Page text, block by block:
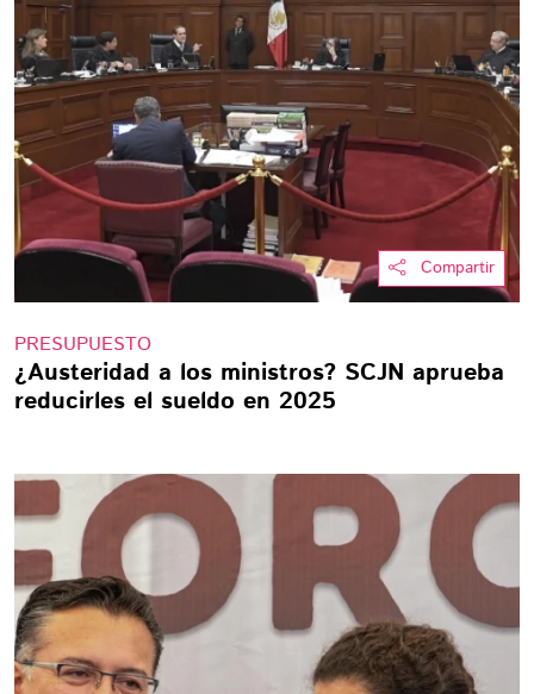
Compartir
PRESUPUESTO
¿Austeridad a los ministros? SCJN aprueba
reducirles el sueldo en 2025